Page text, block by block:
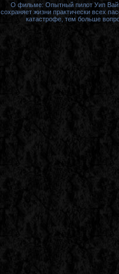
О фильме: Опытный пилот Уип
сохраняет жизни практически всех
катастрофе, тем больше